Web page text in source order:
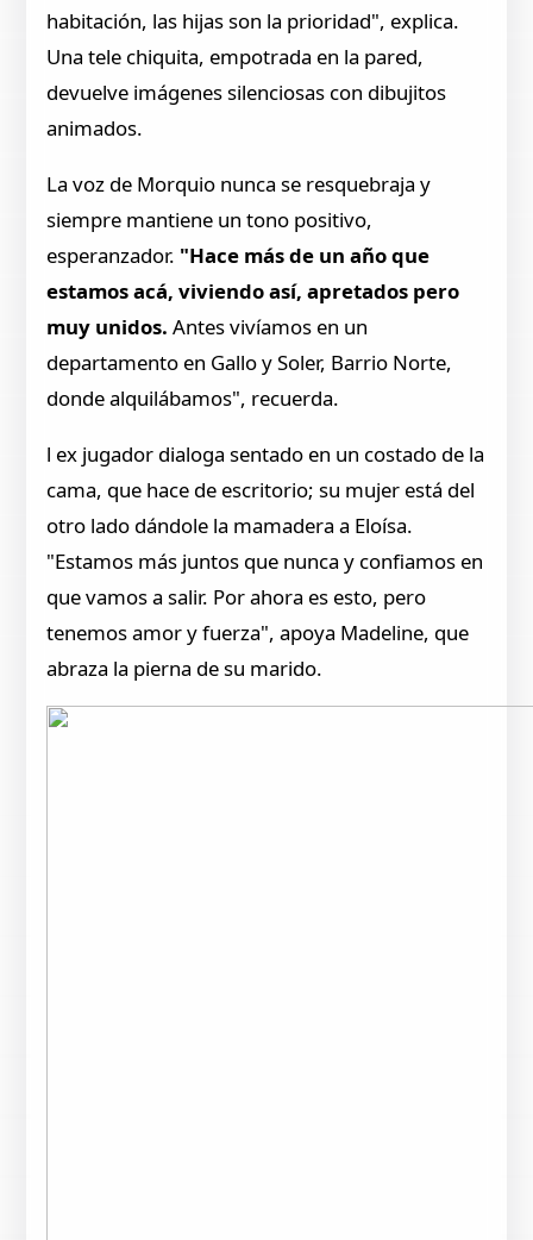
habitación, las hijas son la prioridad", explica.
Una tele chiquita, empotrada en la pared,
devuelve imágenes silenciosas con dibujitos
animados.
La voz de Morquio nunca se resquebraja y
siempre mantiene un tono positivo,
esperanzador. "Hace más de un año que
estamos acá, viviendo así, apretados pero
muy unidos.Antes vivíamos en un
departamento en Gallo y Soler, Barrio Norte,
donde alquilábamos", recuerda.
l ex jugador dialoga sentado en un costado de la
cama, que hace de escritorio; su mujer está del
otro lado dándole la mamadera a Eloísa.
"Estamos más juntos que nunca y confiamos en
que vamos a salir. Por ahora es esto, pero
tenemos amor y fuerza", apoya Madeline, que
abraza la pierna de su marido.